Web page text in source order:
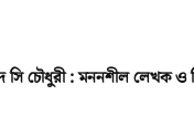
সি চৌধুরী : মননশীল লেখক ও